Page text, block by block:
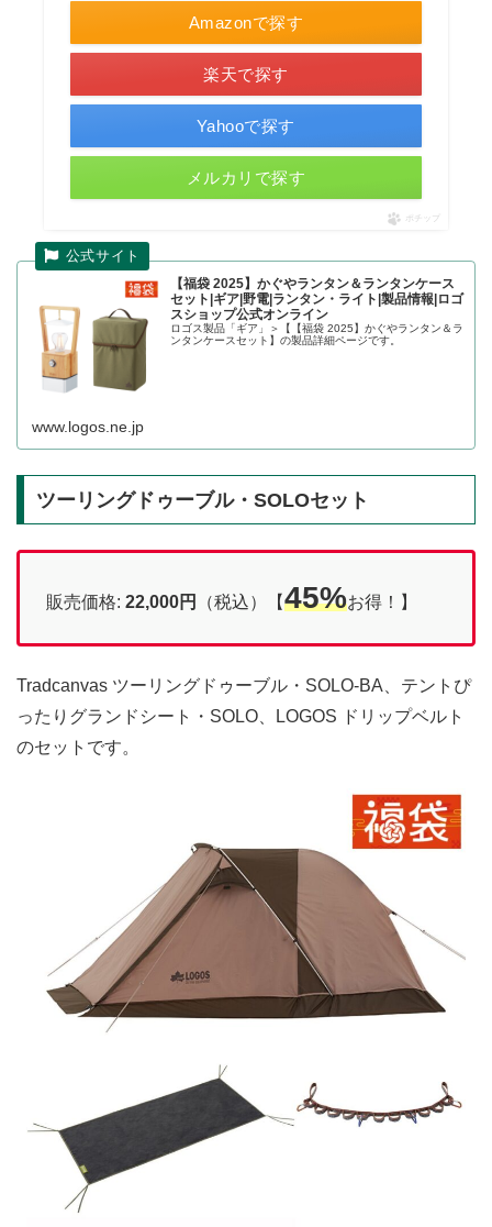
Amazonで探す
楽天で探す
Yahooで探す
メルカリで探す
ポチップ
【福袋 2025】かぐやランタン＆ランタンケース
セット|ギア|野電|ランタン・ライト|製品情報|ロゴ
スショップ公式オンライン
ロゴス製品「ギア」＞【【福袋 2025】かぐやランタン＆ラ
ンタンケースセット】の製品詳細ページです。
www.logos.ne.jp
ツーリングドゥーブル・SOLOセット
販売価格: 22,000円 （税込）【45%お得！】
Tradcanvas ツーリングドゥーブル・SOLO-BA、テントぴ
ったりグランドシート・SOLO、LOGOS ドリップベルト
のセットです。